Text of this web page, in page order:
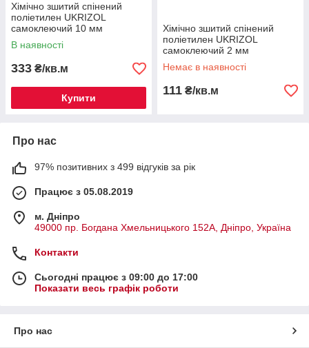
Хімічно зшитий спінений
поліетилен UKRIZOL
самоклеючий 10 мм
В наявності
333 ₴/кв.м
Купити
Хімічно зшитий спінений
поліетилен UKRIZOL
самоклеючий 2 мм
Немає в наявності
111 ₴/кв.м
Про нас
97% позитивних з 499 відгуків за рік
Працює з 05.08.2019
м. Дніпро
49000 пр. Богдана Хмельницького 152А, Дніпро, Україна
Контакти
Сьогодні працює з 09:00 до 17:00
Показати весь графік роботи
Про нас